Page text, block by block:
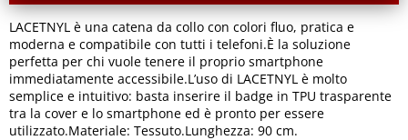
LACETNYL è una catena da collo con colori fluo, pratica e
moderna e compatibile con tutti i telefoni.È la soluzione
perfetta per chi vuole tenere il proprio smartphone
immediatamente accessibile.L’uso di LACETNYL è molto
semplice e intuitivo: basta inserire il badge in TPU trasparente
tra la cover e lo smartphone ed è pronto per essere
utilizzato.Materiale: Tessuto.Lunghezza: 90 cm.